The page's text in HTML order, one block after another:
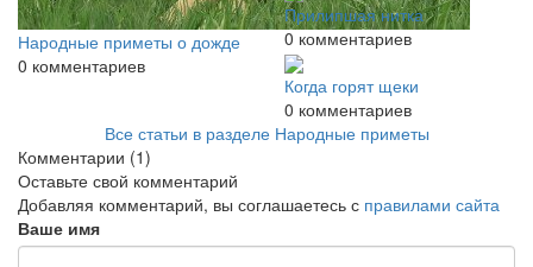
Народные приметы о дожде
0 комментариев
Прилипшая нитка
0 комментариев
Когда горят щеки
0 комментариев
Все статьи в разделе Народные приметы
Комментарии (1)
Оставьте свой комментарий
Добавляя комментарий, вы соглашаетесь с правилами сайта
Ваше имя